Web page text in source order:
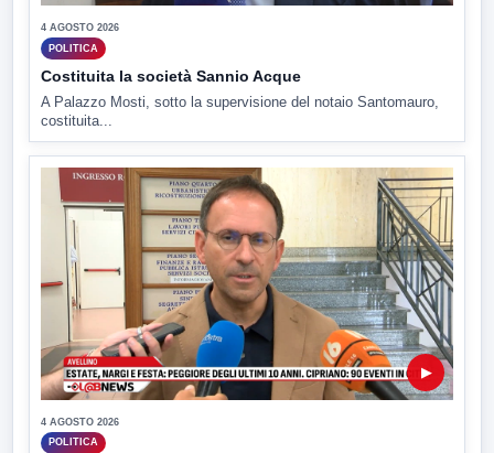
4 AGOSTO 2026
POLITICA
Costituita la società Sannio Acque
A Palazzo Mosti, sotto la supervisione del notaio Santomauro,
costituita...
▶
4 AGOSTO 2026
POLITICA